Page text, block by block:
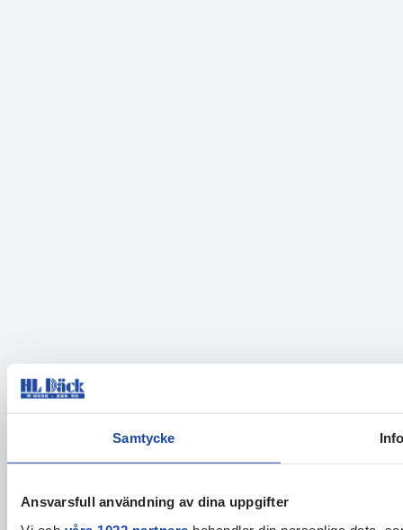
Samtycke
Ansvarsfull användning av dina uppgifter